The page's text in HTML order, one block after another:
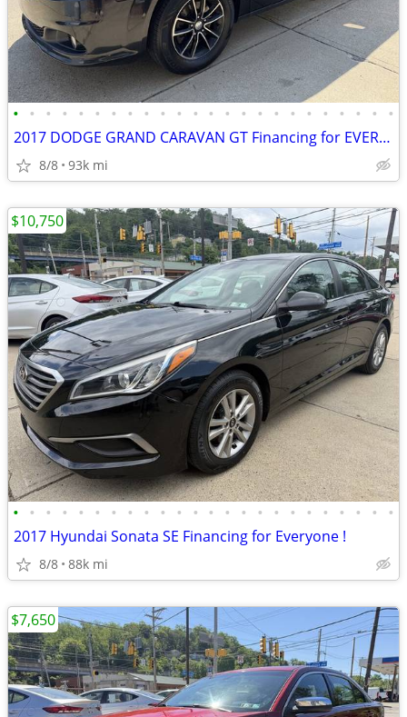
• • • • • • • • • • • • • • • • • • • • • • • •
2017 DODGE GRAND CARAVAN GT Financing for EVERYONE !!!
8/8 93k mi
• • • • • • • • • • • • • • • • • • • • • • • •
2017 Hyundai Sonata SE Financing for Everyone !
8/8 88k mi
$10,750
$7,650